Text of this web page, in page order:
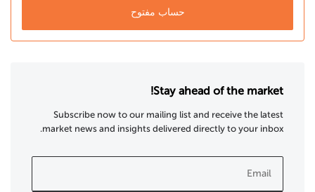
حساب مفتوح
Stay ahead of the market!
Subscribe now to our mailing list and receive the latest
market news and insights delivered directly to your inbox.